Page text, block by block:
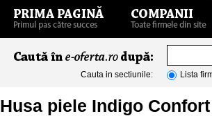
Cauta in sectiunile: Lista
Husa piele Indigo